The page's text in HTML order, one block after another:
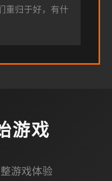
重归于好，有什
游戏
游戏体验